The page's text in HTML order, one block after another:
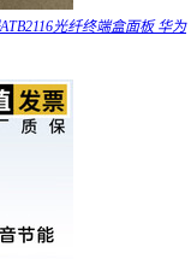
光纤终端盒面板 华为